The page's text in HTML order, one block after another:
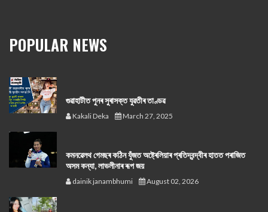
POPULAR NEWS
গুৱাহাটীত পুনৰ সুৰাসক্ত যুৱতীৰ তাণ্ডৱ
Kakali Deka March 27, 2025
কমনৱেলথ গেমছৰ কঠিন যুঁজত অষ্ট্ৰেলিয়াৰ প্ৰতিদ্বন্দ্বীৰ হাতত পৰাজিত
অসম কন্যা, লাভলীনাৰ ৰূপ জয়
dainik janambhumi August 02, 2026